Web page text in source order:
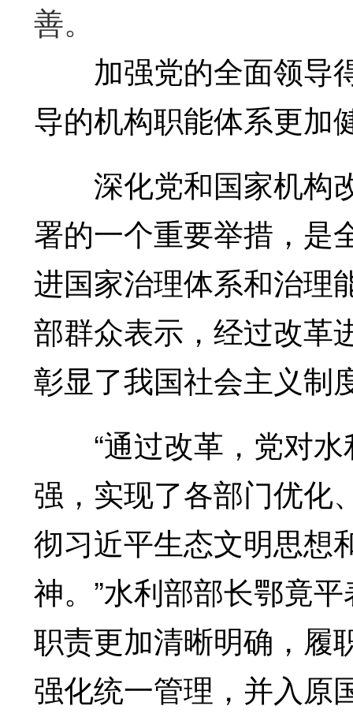
善。
加强党的全面领导
导的机构职能体系更加
深化党和国家机构
署的一个重要举措，是
进国家治理体系和治理
部群众表示，经过改革
彰显了我国社会主义制
“通过改革，党对水
强，实现了各部门优化
彻习近平生态文明思想
神。”水利部部长鄂竟
职责更加清晰明确，履
强化统一管理，并入原